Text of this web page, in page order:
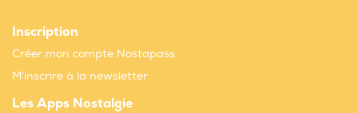
Inscription
Créer mon compte Nostapass
M'inscrire à la newsletter
Les Apps Nostalgie